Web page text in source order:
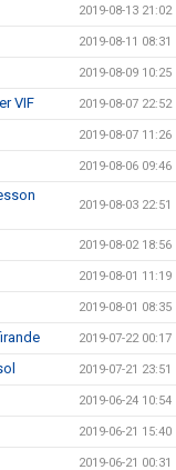
2019-08-13 21:02
2019-08-11 08:31
2019-08-09 10:25
VIF 2019-08-07 22:52
2019-08-07 11:26
2019-08-06 09:46
2019-08-03 22:51
2019-08-02 18:56
2019-08-01 11:19
2019-08-01 08:35
2019-07-22 00:17
2019-07-21 23:51
2019-06-24 10:54
2019-06-21 15:40
2019-06-21 00:31